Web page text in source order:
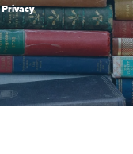
Privacy